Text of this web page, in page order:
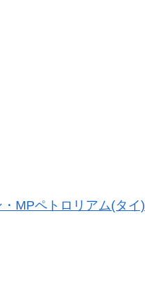
・MPペトロリアム(タイ)